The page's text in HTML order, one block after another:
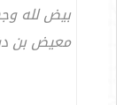
بيض لله
معيض بن